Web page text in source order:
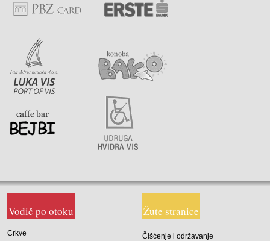
Vodič po otoku
Crkve
Žute stranice
Čišćenje i održavanje